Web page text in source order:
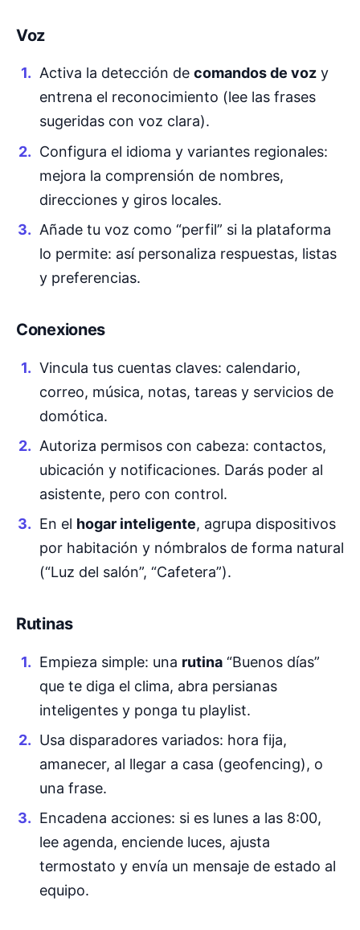
Voz
Activa la detección de comandos de vozy
entrena el reconocimiento (lee las frases
sugeridas con voz clara).
Configura el idioma y variantes regionales:
mejora la comprensión de nombres,
direcciones y giros locales.
Añade tu voz como “perfil” si la plataforma
lo permite: así personaliza respuestas, listas
y preferencias.
Conexiones
Vincula tus cuentas claves: calendario,
correo, música, notas, tareas y servicios de
domótica.
Autoriza permisos con cabeza: contactos,
ubicación y notificaciones. Darás poder al
asistente, pero con control.
En el hogar inteligente, agrupa dispositivos
por habitación y nómbralos de forma natural
(“Luz del salón”, “Cafetera”).
Rutinas
Empieza simple: una rutina“Buenos días”
que te diga el clima, abra persianas
inteligentes y ponga tu playlist.
Usa disparadores variados: hora fija,
amanecer, al llegar a casa (geofencing), o
una frase.
Encadena acciones: si es lunes a las 8:00,
lee agenda, enciende luces, ajusta
termostato y envía un mensaje de estado al
equipo.